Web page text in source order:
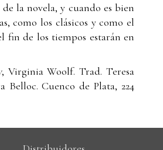
la novela, y cuando es bien
como los clásicos y como el
fin de los tiempos estarán en
, Virginia Woolf. Trad. Teresa
Belloc. Cuenco de Plata, 224